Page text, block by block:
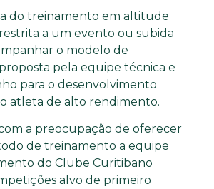
do treinamento em altitude
a um evento ou subida
o modelo de
pela equipe técnica e
para o desenvolvimento
atleta de alto rendimento.
a preocupação de oferecer
de treinamento a equipe
do Clube Curitibano
alvo de primeiro